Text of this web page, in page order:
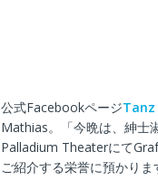
公式Facebookページ
Mathias。「今晩は、紳士
Palladium Theaterにて
ご紹介する栄誉に預かり